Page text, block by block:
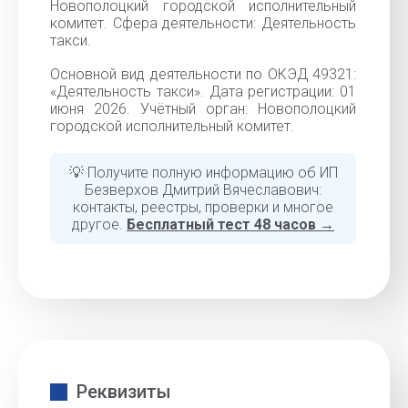
Новополоцкий городской исполнительный
комитет. Сфера деятельности: Деятельность
такси.
Основной вид деятельности по ОКЭД 49321:
«Деятельность такси». Дата регистрации: 01
июня 2026. Учётный орган: Новополоцкий
городской исполнительный комитет.
💡 Получите полную информацию об ИП
Безверхов Дмитрий Вячеславович:
контакты, реестры, проверки и многое
другое. Бесплатный тест 48 часов →
Реквизиты